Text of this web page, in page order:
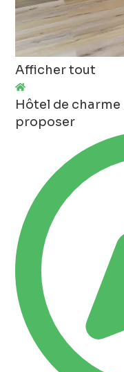
Afficher tout
Hôtel de charme
proposer